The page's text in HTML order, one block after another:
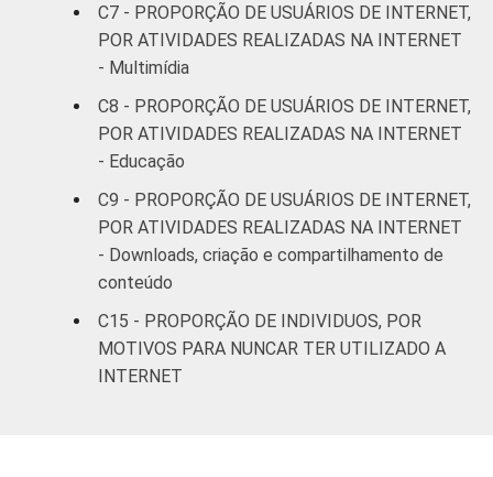
Mais de 2
SM até 3 SM
62 38
Mais de 3
SM até 5 SM
76 23
Mais de 5
SM até 10
SM
85 15
SM
92 8
Classe
C7 - PROPORÇÃO DE USUÁRIOS DE INTERNET,
POR ATIVIDADES REALIZADAS NA INTERNET
- Multimídia
C8 - PROPORÇÃO DE USUÁRIOS DE INTERNET,
POR ATIVIDADES REALIZADAS NA INTERNET
- Educação
C9 - PROPORÇÃO DE USUÁRIOS DE INTERNET,
POR ATIVIDADES REALIZADAS NA INTERNET
- Downloads, criação e compartilhamento de
conteúdo
C15 - PROPORÇÃO DE INDIVIDUOS, POR
MOTIVOS PARA NUNCAR TER UTILIZADO A
INTERNET